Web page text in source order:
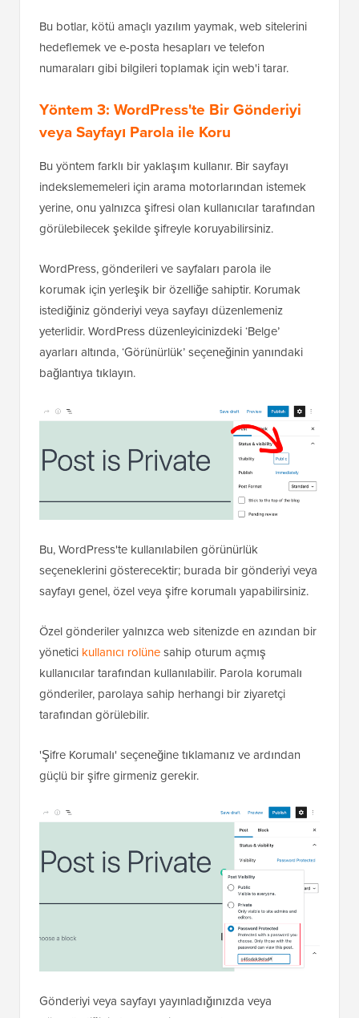
İkinci olarak, çoğu arama motoru robots.txt
dosyasındaki talimatları izlerken, diğer tarayıcılar ve
indeksleyebilir.
Bu botlar, kötü amaçlı yazılım yaymak, web sitelerini
hedeflemek ve e-posta hesapları ve telefon
numaraları gibi bilgileri toplamak için web'i tarar.
Yöntem 3: WordPress'te Bir Gönderiyi
veya Sayfayı Parola ile Koru
Bu yöntem farklı bir yaklaşım kullanır. Bir sayfayı
indekslememeleri için arama motorlarından istemek
yerine, onu yalnızca şifresi olan kullanıcılar tarafından
görülebilecek şekilde şifreyle koruyabilirsiniz.
korumak için yerleşik bir özelliğe sahiptir. Korumak
istediğiniz gönderiyi veya sayfayı düzenlemeniz
yeterlidir. WordPress düzenleyicinizdeki ‘Belge’
ayarları altında, ‘Görünürlük’ seçeneğinin yanındaki
bağlantıya tıklayın.
Bu, WordPress'te kullanılabilen görünürlük
seçeneklerini gösterecektir; burada bir gönderiyi veya
sayfayı genel, özel veya şifre korumalı yapabilirsiniz.
Özel gönderiler yalnızca web sitenizde en azından bir
yöneticikullanıcı rolüne sahip oturum açmış
kullanıcılar tarafından kullanılabilir. Parola korumalı
gönderiler, parolaya sahip herhangi bir ziyaretçi
tarafından görülebilir.
'Şifre Korumalı' seçeneğine tıklamanız ve ardından
güçlü bir şifre girmeniz gerekir.